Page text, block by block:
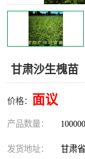
甘肃沙生槐苗
价格： 面议
产品数量：
发货地址： 甘肃